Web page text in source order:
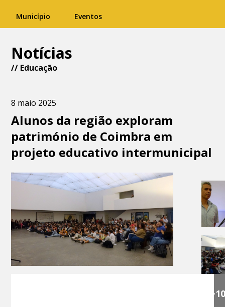
Município Eventos
Notícias
// Educação
8 maio 2025
Alunos da região exploram
património de Coimbra em
projeto educativo intermunicipal
+10